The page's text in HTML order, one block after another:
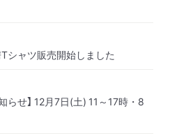
Tシャツ販売開始しました
らせ】 12月7日(土) 11～17時・8